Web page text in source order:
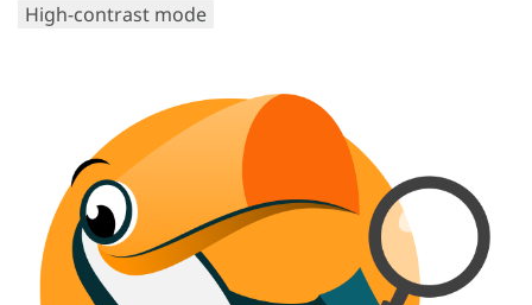
High-contrast mode